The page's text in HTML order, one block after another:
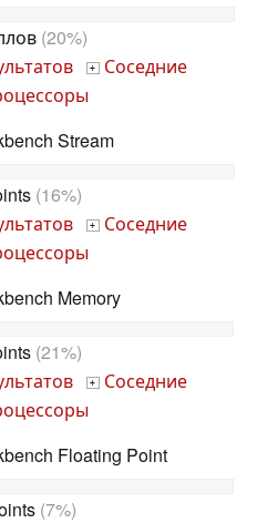
(20%)
+ Соседние
Stream
(16%)
+ Соседние
Memory
(21%)
+ Соседние
Floating Point
(7%)